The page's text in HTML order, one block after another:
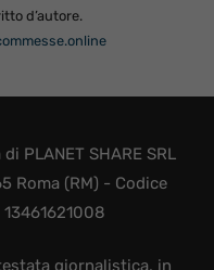
d’autore.
PLANET SHARE SRL
Roma (RM) - Codice
giornalistica, in